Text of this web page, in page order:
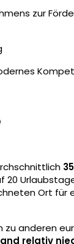
zur
Ort für
zu anderen
relativ